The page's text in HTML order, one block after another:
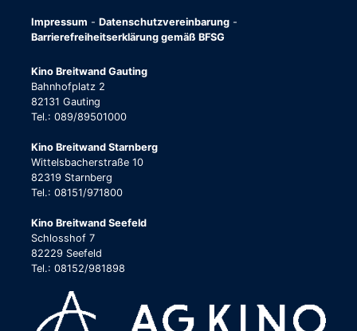
Impressum - Datenschutzvereinbarung -
Barrierefreiheitserklärung gemäß BFSG
Kino Breitwand Gauting
Bahnhofplatz 2
82131 Gauting
Tel.: 089/89501000
Kino Breitwand Starnberg
Wittelsbacherstraße 10
82319 Starnberg
Tel.: 08151/971800
Kino Breitwand Seefeld
Schlosshof 7
82229 Seefeld
Tel.: 08152/981898